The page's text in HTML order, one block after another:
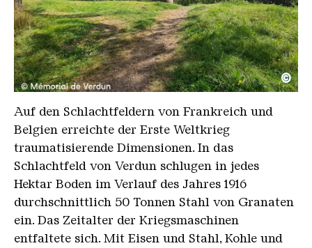
Der Unterstand mit den 4 Kaminen
Copyright: © Mémorial de Verdun
©
Auf den Schlachtfeldern von Frankreich und
Belgien erreichte der Erste Weltkrieg
traumatisierende Dimensionen. In das
Schlachtfeld von Verdun schlugen in jedes
Hektar Boden im Verlauf des Jahres 1916
durchschnittlich 50 Tonnen Stahl von Granaten
ein. Das Zeitalter der Kriegsmaschinen
entfaltete sich. Mit Eisen und Stahl, Kohle und